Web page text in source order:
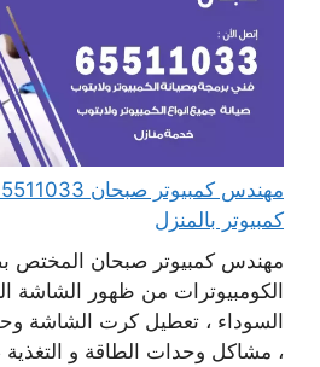
كمبيوتر بالمنزل
مهندس كمبيوتر صبحان المختص
الكومبيوترات من ظهور الشاشة
السوداء ، تعطيل كرت الشاشة
، مشاكل وحدات الطاقة و